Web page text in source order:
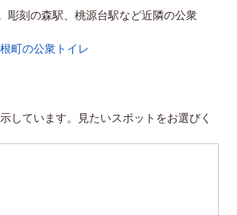
彫刻の森駅、桃源台駅など近隣の公衆
町の公衆トイレ
しています。見たいスポットをお選びく